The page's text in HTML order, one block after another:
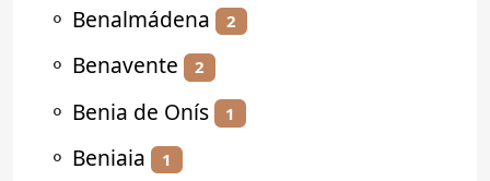
⚬ Benalmádena 2
⚬ Benavente 2
⚬ Benia de Onís 1
⚬ Beniaia 1